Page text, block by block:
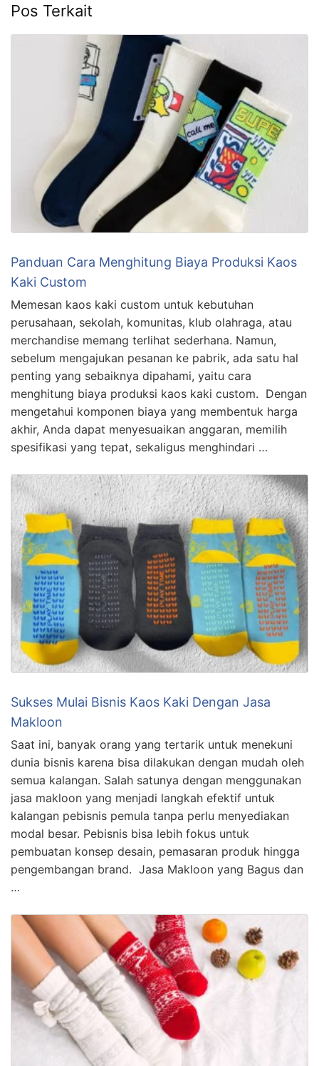
Pos Terkait
Panduan Cara Menghitung Biaya Produksi Kaos
Kaki Custom
Memesan kaos kaki custom untuk kebutuhan
perusahaan, sekolah, komunitas, klub olahraga, atau
merchandise memang terlihat sederhana. Namun,
sebelum mengajukan pesanan ke pabrik, ada satu hal
penting yang sebaiknya dipahami, yaitu cara
menghitung biaya produksi kaos kaki custom. Dengan
mengetahui komponen biaya yang membentuk harga
akhir, Anda dapat menyesuaikan anggaran, memilih
spesifikasi yang tepat, sekaligus menghindari …
Sukses Mulai Bisnis Kaos Kaki Dengan Jasa
Makloon
Saat ini, banyak orang yang tertarik untuk menekuni
dunia bisnis karena bisa dilakukan dengan mudah oleh
semua kalangan. Salah satunya dengan menggunakan
jasa makloon yang menjadi langkah efektif untuk
kalangan pebisnis pemula tanpa perlu menyediakan
modal besar. Pebisnis bisa lebih fokus untuk
pembuatan konsep desain, pemasaran produk hingga
pengembangan brand. Jasa Makloon yang Bagus dan
…